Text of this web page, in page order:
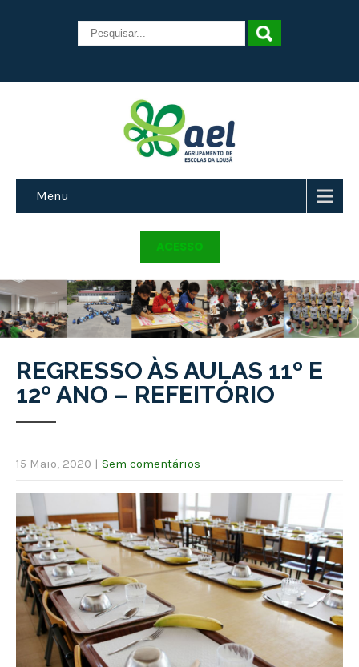
Menu
ACESSO
REGRESSO ÀS AULAS 11º E
12º ANO – REFEITÓRIO
15 Maio, 2020 | Sem comentários